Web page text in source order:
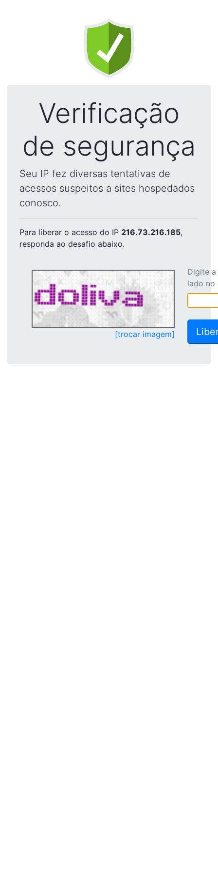
Verificação
de segurança
Seu IP fez diversas tentativas de
acessos suspeitos a sites hospedados
conosco.
Para liberar o acesso do IP 216.73.216.185,
responda ao desafio abaixo.
[trocar imagem]
Digite
lado no